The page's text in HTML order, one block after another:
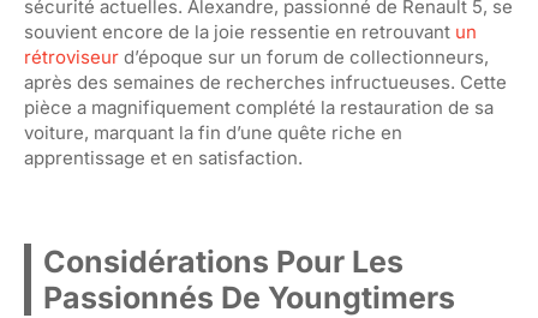
sécurité actuelles. Alexandre, passionné de Renault 5, se
souvient encore de la joie ressentie en retrouvant un
rétroviseur d’époque sur un forum de collectionneurs,
après des semaines de recherches infructueuses. Cette
pièce a magnifiquement complété la restauration de sa
voiture, marquant la fin d’une quête riche en
apprentissage et en satisfaction.
Considérations Pour Les
Passionnés De Youngtimers